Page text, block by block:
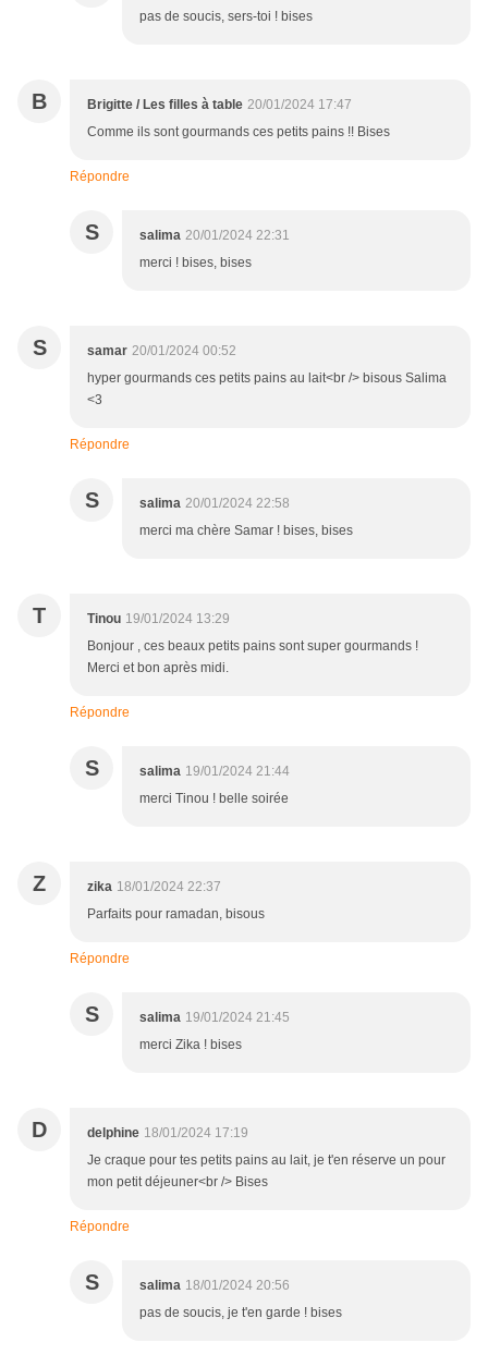
pas de soucis, sers-toi ! bises
B Brigitte / Les filles à table 20/01/2024 17:47
Comme ils sont gourmands ces petits pains !! Bises
Répondre
S salima 20/01/2024 22:31
merci ! bises, bises
S samar 20/01/2024 00:52
hyper gourmands ces petits pains au lait<br /> bisous Salima
<3
Répondre
S salima 20/01/2024 22:58
merci ma chère Samar ! bises, bises
T Tinou 19/01/2024 13:29
Bonjour , ces beaux petits pains sont super gourmands !
Merci et bon après midi.
Répondre
S salima 19/01/2024 21:44
merci Tinou ! belle soirée
Z zika 18/01/2024 22:37
Parfaits pour ramadan, bisous
Répondre
S salima 19/01/2024 21:45
merci Zika ! bises
D delphine 18/01/2024 17:19
Je craque pour tes petits pains au lait, je t'en réserve un pour
mon petit déjeuner<br /> Bises
Répondre
S salima 18/01/2024 20:56
pas de soucis, je t'en garde ! bises